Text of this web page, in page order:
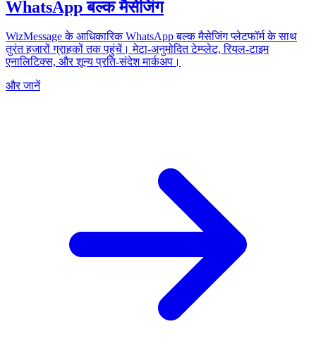
WhatsApp बल्क मैसेजिंग
WizMessage के आधिकारिक WhatsApp बल्क मैसेजिंग प्लेटफॉर्म के साथ
तुरंत हजारों ग्राहकों तक पहुंचें। मेटा-अनुमोदित टेम्प्लेट, रियल-टाइम
एनालिटिक्स, और शून्य प्रति-संदेश मार्कअप।
और जानें